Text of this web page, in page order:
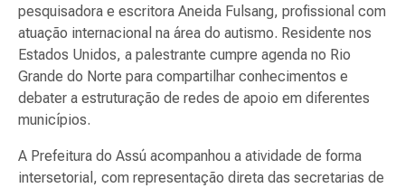
pesquisadora e escritora Aneida Fulsang, profissional com
atuação internacional na área do autismo. Residente nos
Estados Unidos, a palestrante cumpre agenda no Rio
Grande do Norte para compartilhar conhecimentos e
debater a estruturação de redes de apoio em diferentes
municípios.
A Prefeitura do Assú acompanhou a atividade de forma
intersetorial, com representação direta das secretarias de